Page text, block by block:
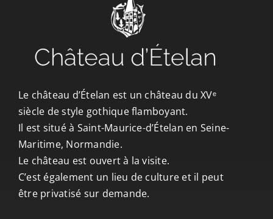
L’ASSOCIATION
CONTACT/ACCÈS
Le château d’Ételan est un château du XVᵉ
siècle de style gothique flamboyant.
Il est situé à Saint-Maurice-d’Ételan en Seine-
Maritime, Normandie.
Le château est ouvert à la visite.
C’est également un lieu de culture et il peut
être privatisé sur demande.